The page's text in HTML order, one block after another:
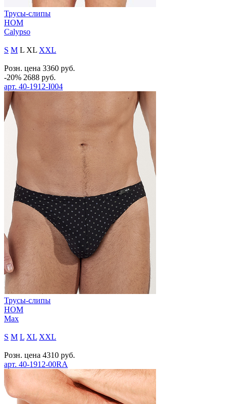
Трусы-слипы
HOM
Calypso
S M L XL XXL
Розн. цена 3360 руб.
-20% 2688 руб.
арт. 40-1912-I004
Трусы-слипы
HOM
Max
S M L XL XXL
Розн. цена 4310 руб.
арт. 40-1912-00RA